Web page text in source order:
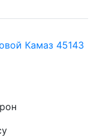
Камаз 45143